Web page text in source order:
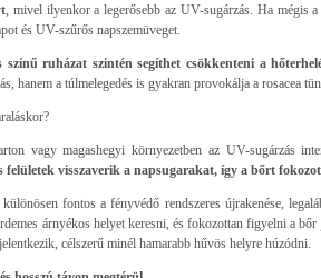
, mivel ilyenkor a legerősebb az UV-sugárzás. Ha mégis
és UV-szűrős napszemüveget.
színű ruházat szintén segíthet csökkenteni a
hanem a túlmelegedés is gyakran provokálja a rosacea
vagy magashegyi környezetben az UV-sugárzás
felületek visszaverik a napsugarakat, így a bőrt
fontos a fényvédő rendszeres újrakenése,
árnyékos helyet keresni, és fokozottan figyelni a
célszerű minél hamarabb hűvös helyre húzódni.